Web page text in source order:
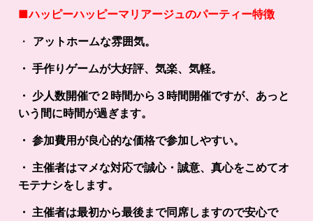
■ハッピーハッピーマリアージュのパーティー特徴
・ アットホームな雰囲気。
・ 手作りゲームが大好評、気楽、気軽。
・ 少人数開催で２時間から３時間開催ですが、あっと
いう間に時間が過ぎます。
・ 参加費用が良心的な価格で参加しやすい。
・ 主催者はマメな対応で誠心・誠意、真心をこめてオ
モテナシをします。
・ 主催者は最初から最後まで同席しますので安心で